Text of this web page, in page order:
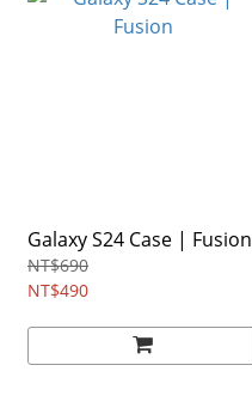
Galaxy S24 Case | Fusion
NT$690
NT$490